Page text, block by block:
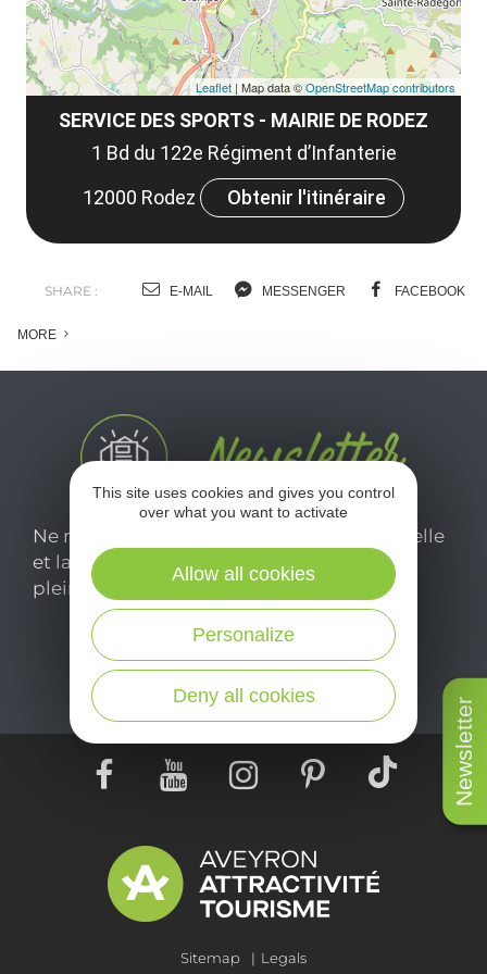
Newsletter
SERVICE DES SPORTS - MAIRIE DE RODEZ
1 Bd du 122e Régiment d’Infanterie
12000 Rodez
Obtenir l'itinéraire
Leaflet | Map data ©OpenStreetMap contributors
SHARE : E-MAIL MESSENGER FACEBOOK
MORE
Ne manquez pas notre newsletter mensuelle
et laissez-vous inspirer pour profiter
pleinement de votre séjour en Aveyron.
Je m'abonne ici
Sitemap Legals
This site uses cookies and gives you control
over what you want to activate
Deny all cookies
Personalize
Allow all cookies